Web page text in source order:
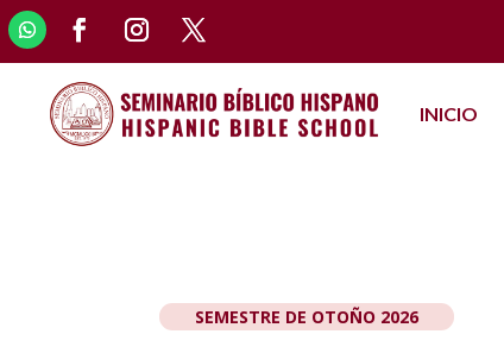
INICIO
SEMESTRE DE OTOÑO 2026